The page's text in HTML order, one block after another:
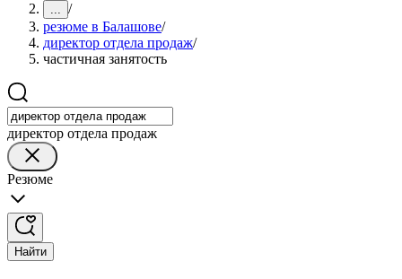
... /
резюме в Балашове/
директор отдела продаж/
частичная занятость
директор отдела продаж
Резюме
Найти